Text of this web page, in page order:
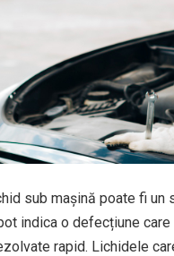
sub mașină poate fi
indica o defecțiune
rapid. Lichidele